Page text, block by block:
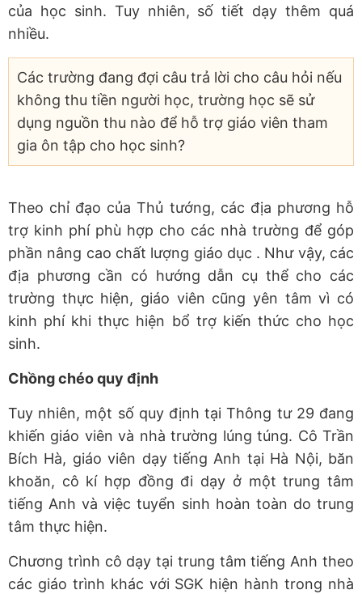
của học sinh. Tuy nhiên, số tiết dạy thêm quá
nhiều.
Các trường đang đợi câu trả lời cho câu hỏi nếu
không thu tiền người học, trường học sẽ sử
dụng nguồn thu nào để hỗ trợ giáo viên tham
gia ôn tập cho học sinh?
Theo chỉ đạo của Thủ tướng, các địa phương hỗ
trợ kinh phí phù hợp cho các nhà trường để góp
phần nâng cao chất lượng giáo dục . Như vậy, các
địa phương cần có hướng dẫn cụ thể cho các
trường thực hiện, giáo viên cũng yên tâm vì có
kinh phí khi thực hiện bổ trợ kiến thức cho học
sinh.
Chồng chéo quy định
Tuy nhiên, một số quy định tại Thông tư 29 đang
khiến giáo viên và nhà trường lúng túng. Cô Trần
Bích Hà, giáo viên dạy tiếng Anh tại Hà Nội, băn
khoăn, cô kí hợp đồng đi dạy ở một trung tâm
tiếng Anh và việc tuyển sinh hoàn toàn do trung
tâm thực hiện.
Chương trình cô dạy tại trung tâm tiếng Anh theo
các giáo trình khác với SGK hiện hành trong nhà